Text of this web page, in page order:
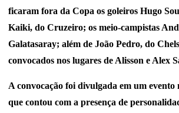
ficaram fora da Copa os goleiros Hugo
Kaiki, do Cruzeiro; os meio-campistas
Galatasaray; além de João Pedro, do
convocados nos lugares de Alisson e Alex
A convocação foi divulgada em um
que contou com a presença de